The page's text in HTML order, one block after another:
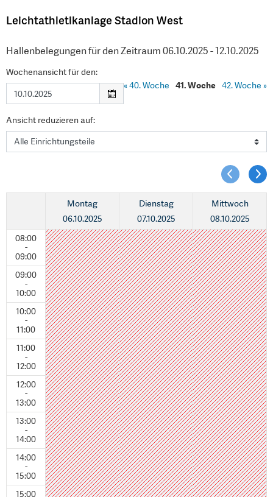
Leichtathletikanlage Stadion West
Hallenbelegungen für den Zeitraum 06.10.2025 - 12.10.2025
Wochenansicht für den:
«40. Woche 41. Woche 42. Woche »
Ansicht reduzieren auf:
08:00
-
09:00
09:00
-
10:00
10:00
-
11:00
11:00
-
12:00
12:00
-
13:00
13:00
-
14:00
14:00
-
15:00
15:00
Montag
06.10.2025
Dienstag
07.10.2025
Mittwoch
08.10.2025